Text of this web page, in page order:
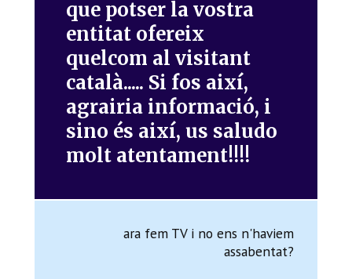
que potser la vostra
entitat ofereix
quelcom al visitant
català..... Si fos així,
agrairia informació, i
sino és així, us saludo
molt atentament!!!!
ara fem TV i no ens n'haviem
assabentat?